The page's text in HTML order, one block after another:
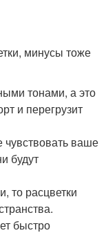
минусы тоже
тонами, а это
и перегрузит
чувствовать ваше
будут
то расцветки
быстро